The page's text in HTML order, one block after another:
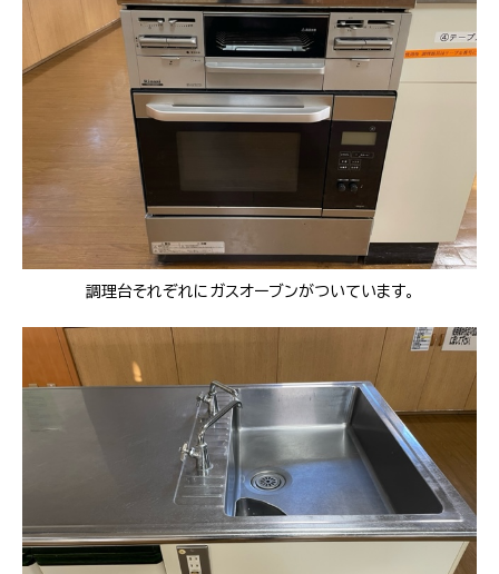
調理台それぞれにガスオーブンがついています。